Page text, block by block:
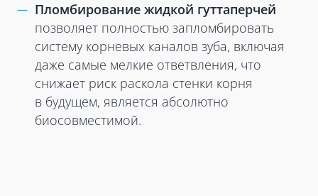
Пломбирование жидкой гуттаперчей
позволяет полностью запломбировать
систему корневых каналов зуба, включая
даже самые мелкие ответвления, что
снижает риск раскола стенки корня
в будущем, является абсолютно
биосовместимой.